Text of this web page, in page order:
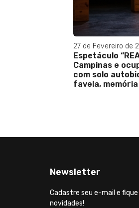
27 de Fevereiro de
Espetáculo
Campinas e
com solo
favela,
Newsletter
Cadastre seu e-mail e
novidades!